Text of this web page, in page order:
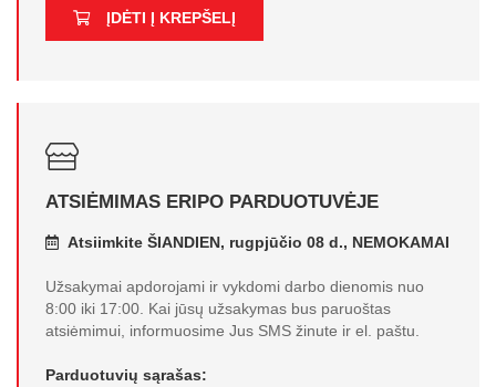
ĮDĖTI Į KREPŠELĮ
ATSIĖMIMAS ERIPO PARDUOTUVĖJE
Atsiimkite ŠIANDIEN, rugpjūčio 08 d., NEMOKAMAI
Užsakymai apdorojami ir vykdomi darbo dienomis nuo
8:00 iki 17:00. Kai jūsų užsakymas bus paruoštas
atsiėmimui, informuosime Jus SMS žinute ir el. paštu.
Parduotuvių sąrašas: